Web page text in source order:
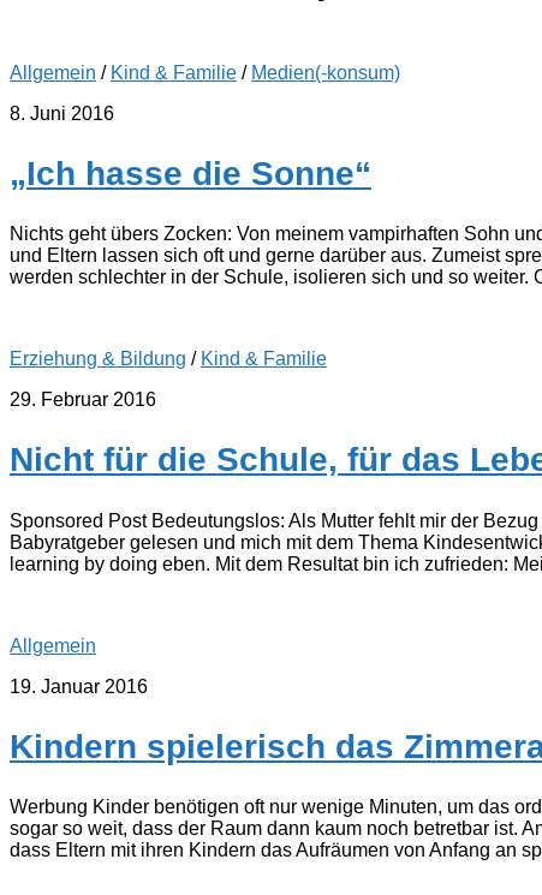
Allgemein / Kind & Familie / Medien(-konsum)
8. Juni 2016
„Ich hasse die Sonne“
Nichts geht übers Zocken: Von meinem vampirhaften Sohn
und Eltern lassen sich oft und gerne darüber aus. Zumeist
werden schlechter in der Schule, isolieren sich und so
Erziehung & Bildung / Kind & Familie
29. Februar 2016
Nicht für die Schule, für das
Sponsored Post Bedeutungslos: Als Mutter fehlt mir der
Babyratgeber gelesen und mich mit dem Thema
learning by doing eben. Mit dem Resultat bin ich zufrieden:
Allgemein
19. Januar 2016
Kindern spielerisch das
Werbung Kinder benötigen oft nur wenige Minuten, um das
sogar so weit, dass der Raum dann kaum noch betretbar ist.
dass Eltern mit ihren Kindern das Aufräumen von Anfang an